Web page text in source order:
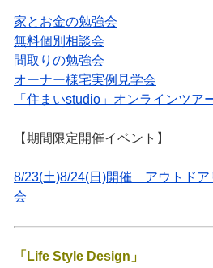
家とお金の勉強会
無料個別相談会
間取りの勉強会
オーナー様宅実例見学会
「住まいstudio」オンラインツア
【期間限定開催イベント】
8/23(土)8/24(日)開催 アウトドア
会
「Life Style Design」